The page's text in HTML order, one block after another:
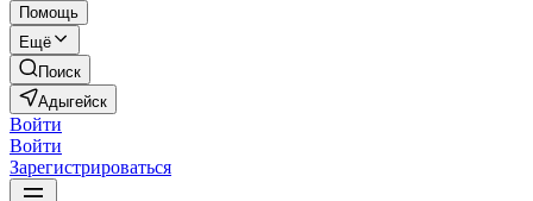
Помощь
Ещё
Поиск
Адыгейск
Войти
Войти
Зарегистрироваться